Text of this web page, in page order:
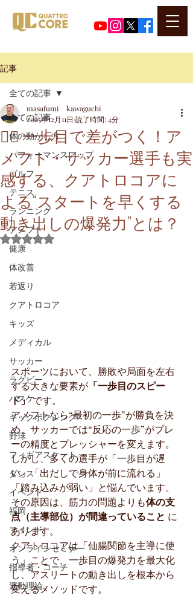
記事
全ての記事
体の動かし方
パフォーマンスアップ
ゴルフ
テニス
ランニング
アメフト
健康
体改善
若返り
クアトロコア
キッズ
メディカル
サッカー
ラグビー
バスケ
キックボクシング
野球
フィギアスケート
ダンス
イベント
福岡
マインド
オンラインセミナー
指導者・コーチ
運動理論
全ての記事
🏃‍♂️ 一歩目で差がつく！ア
メフト・サッカー選手も実
感する、クアトロコアに
よる“スタートを早くする
動き出しの爆発力”とは？
masafumi kawaguchi
2025年12月11日 読了時間: 4分
5つ星のうちNaNと評価されています。
スポーツにおいて、勝敗や局面を左右
する大きな要素が 「一歩目のスピー
ド」 です。
アメフトなら“最初の一歩”が勝負を決
め、サッカーでは“反応の一歩”がプレ
ーの精度とプレッシャーを変えます。
しかし、多くの選手が「一歩目が遅
い」「出だしで身体が前に流れる」
「踏み込みが弱い」と悩んでいます。
その原因は、筋力の問題よりも体の支
点（主導部位）が間違っていること に
あります。
クアトロコアは「仙腸関節を主導に使
う」ことで、一歩目の爆発力を最大化
し、アスリートの動き出しを根本から
変えるメソッドです。